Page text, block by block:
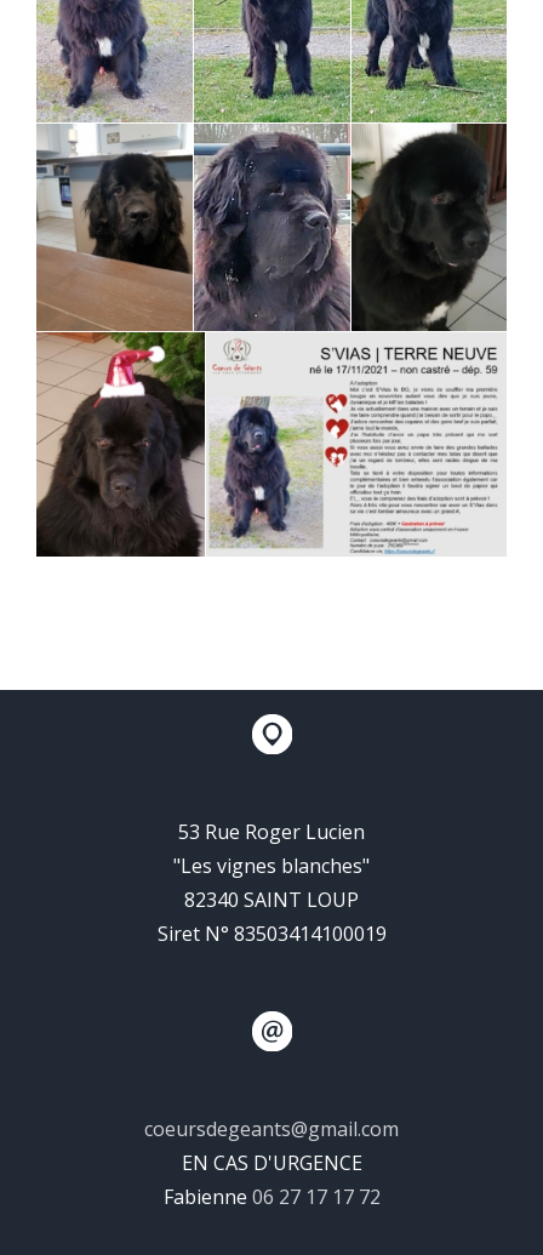
53 Rue Roger Lucien
"Les vignes blanches"
82340 SAINT LOUP
Siret N° 83503414100019
coeursdegeants@gmail.com
EN CAS D'URGENCE
Fabienne 06 27 17 17 72